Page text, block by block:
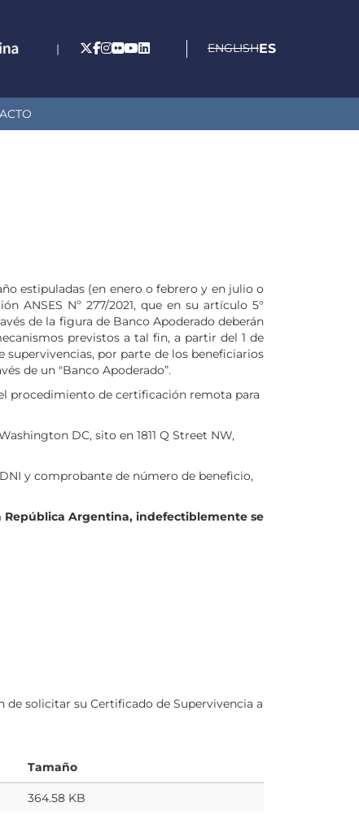
| ENGLISHES
estipuladas (en enero o febrero y en julio o
ANSES Nº 277/2021, que en su artículo 5°
de la figura de Banco Apoderado deberán
previstos a tal fin, a partir del 1 de
por parte de los beneficiarios
de un "Banco Apoderado”.
procedimiento de certificación remota para
DC, sito en 1811 Q Street NW,
y comprobante de número de beneficio,
República Argentina, indefectiblemente se
de solicitar su Certificado de Supervivencia a
Tamaño
364.58 KB